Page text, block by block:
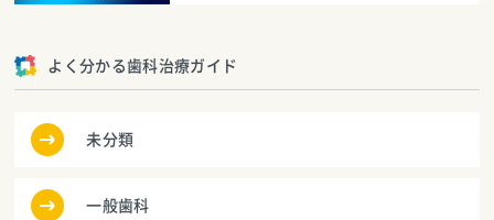
よく分かる歯科治療ガイド
未分類
一般歯科